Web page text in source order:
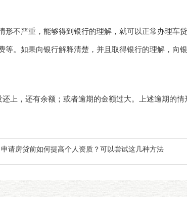
严重，能够得到银行的理解，就可以正常办理车贷
如果向银行解释清楚，并且取得银行的理解，向
，还有余额；或者逾期的金额过大。上述逾期的情
申请房贷前如何提高个人资质？可以尝试这几种方法